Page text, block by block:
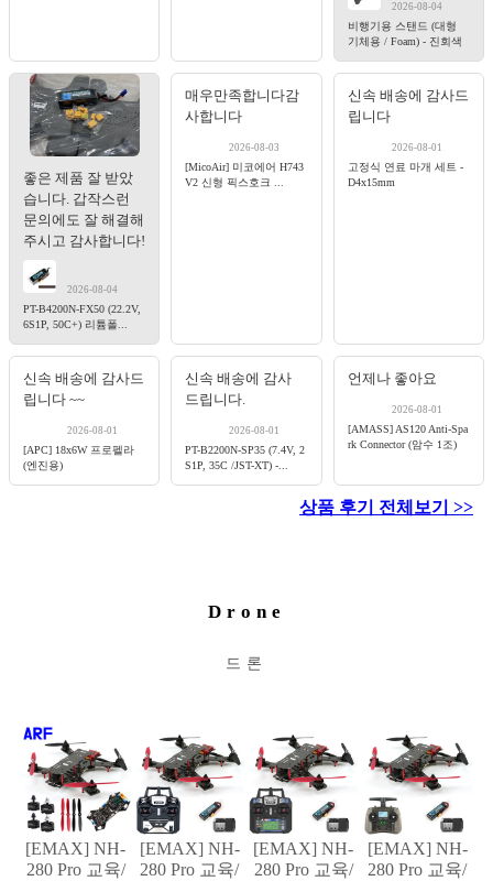
2026-08-04
비행기용 스탠드 (대형
기체용 / Foam) - 진회색
좋은 제품 잘 받았
습니다. 갑작스런
문의에도 잘 해결해
주시고 감사합니다!
2026-08-04
PT-B4200N-FX50 (22.2V,
6S1P, 50C+) 리튬폴...
매우만족합니다감
사합니다
2026-08-03
[MicoAir] 미코에어 H743
V2 신형 픽스호크 ...
신속 배송에 감사드
립니다
2026-08-01
고정식 연료 마개 세트 -
D4x15mm
신속 배송에 감사드
립니다 ~~
2026-08-01
[APC] 18x6W 프로펠라
(엔진용)
신속 배송에 감사
드립니다.
2026-08-01
PT-B2200N-SP35 (7.4V, 2
S1P, 35C /JST-XT) -...
언제나 좋아요
2026-08-01
[AMASS] AS120 Anti-Spa
rk Connector (암수 1조)
상품 후기 전체보기 >>
Drone
드론
[EMAX] NH-
280 Pro 교육/
[EMAX] NH-
280 Pro 교육/
[EMAX] NH-
280 Pro 교육/
[EMAX] NH-
280 Pro 교육/